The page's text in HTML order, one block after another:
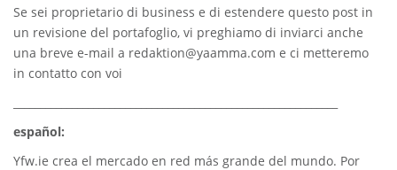
Se sei proprietario di business e di estendere questo post in
un revisione del portafoglio, vi preghiamo di inviarci anche
una breve e-mail a redaktion@yaamma.com e ci metteremo
in contatto con voi
español:
Yfw.ie crea el mercado en red más grande del mundo. Por